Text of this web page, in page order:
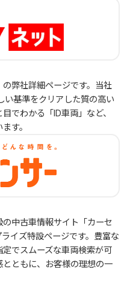
弊社詳細ページです。当社
い基準をクリアした質の高い
でわかる「ID車両」など、
す。
中古車情報サイト「カーセ
イズ特設ページです。豊富な
でスムーズな車両検索が可
ともに、お客様の理想の一